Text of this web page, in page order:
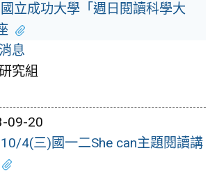
國立成功大學「週日閱讀科學大
息
究組
09-20
10/4(三)國一二She can主題閱讀講